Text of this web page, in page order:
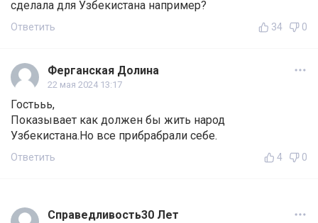
сделала для Узбекистана например?
Ответить 34 0
Ферганская Долина
22 мая 2024 13:17
Гостььь,
Показывает как должен бы жить народ
Узбекистана.Но все прибрабрали себе.
Ответить 4 0
Справедливость30 Лет